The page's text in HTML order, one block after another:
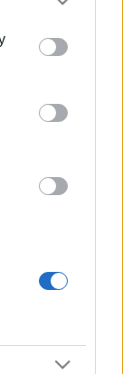
or more
information
consent to
data for